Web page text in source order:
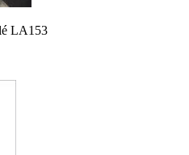
LA153